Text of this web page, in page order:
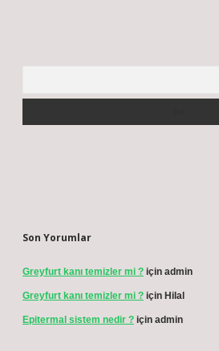
Son Yorumlar
Greyfurt kanı temizler mi ? için admin
Greyfurt kanı temizler mi ? için Hilal
Epitermal sistem nedir ? için admin